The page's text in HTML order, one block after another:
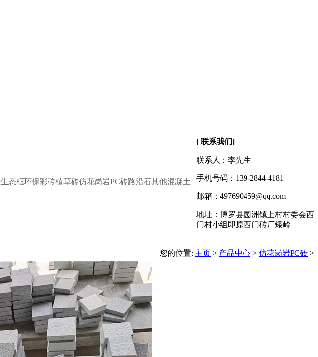
生态框环保彩砖植草砖仿花岗岩PC砖路沿石其他混凝土
[ 联系我们]
联系人：李先生
手机号码：139-2844-4181
邮箱：497690459@qq.com
地址：博罗县园洲镇上村村委会西
门村小组即原西门砖厂矮岭
您的位置: 主页 > 产品中心 > 仿花岗岩PC砖 >